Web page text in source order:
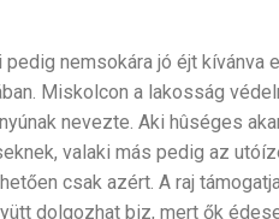
nemsokára jó éjt kívánva
Miskolcon a lakosság
nevezte. Aki hûséges
valaki más pedig az
csak azért. A raj
dolgozhat biz, mert ők